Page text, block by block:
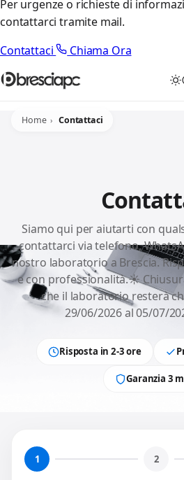
Per urgenze o richieste di
contattarci tramite mail.
Contattaci
Chiama Ora
Home Contattaci
Siamo qui per aiutarti con
contattarci via telefono,
nostro laboratorio a Brescia.
e con professionalità.☀️
che il laboratorio resterà
29/06/2026 al 05/07/
Risposta in 2-3 ore
Garanzia 3
1 2